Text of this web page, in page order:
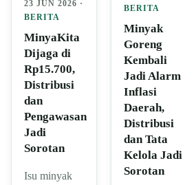
23 JUN 2026 ·
BERITA
MinyaKita
Dijaga di
Rp15.700,
Distribusi
dan
Pengawasan
Jadi
Sorotan
Isu minyak
BERITA
Minyak
Goreng
Kembali
Jadi Alarm
Inflasi
Daerah,
Distribusi
dan Tata
Kelola Jadi
Sorotan